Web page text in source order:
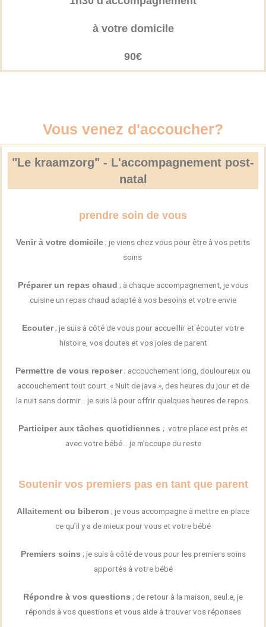
à votre domicile
90€
Vous venez d'accoucher?
"Le kraamzorg" - L'accompagnement post-
natal
prendre soin de vous
Venir à votre domicile ; je viens chez vous pour être à vos petits
soins
Préparer un repas chaud ; à chaque accompagnement, je vous
cuisine un repas chaud adapté à vos besoins et votre envie
Ecouter; je suis à côté de vous pour accueillir et écouter votre
histoire, vos doutes et vos joies de parent
Permettre de vous reposer; accouchement long, douloureux ou
accouchement tout court. « Nuit de java », des heures du jour et de
la nuit sans dormir… je suis là pour offrir quelques heures de repos.
Participer aux tâches quotidiennes ; votre place est près et
avec votre bébé… je m’occupe du reste
Soutenir vos premiers pas en tant que parent
Allaitement ou biberon ; je vous accompagne à mettre en place
ce qu’il y a de mieux pour vous et votre bébé
Premiers soins ; je suis à côté de vous pour les premiers soins
apportés à votre bébé
Répondre à vos questions ; de retour à la maison, seul.e, je
réponds à vos questions et vous aide à trouver vos réponses